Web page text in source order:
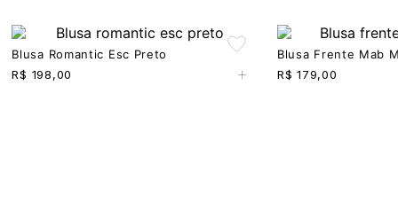
Blusa Romantic Esc Preto
+
R$ 198,00
Blusa Frente Mab
R$ 179,00